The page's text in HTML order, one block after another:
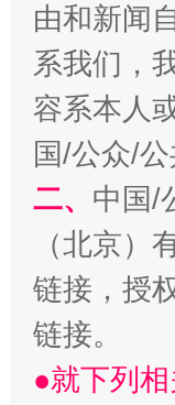
揭开“小
由和新闻
系我们，
容系本人
国/公众/
二、 中国/
（北京
链接，授
链接。
●就下列